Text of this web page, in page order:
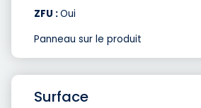
ZFU :Oui
Panneau sur le produit
Surface